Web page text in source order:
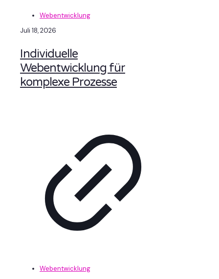
Webentwicklung
Juli 18, 2026
Individuelle
Webentwicklung für
komplexe Prozesse
Webentwicklung